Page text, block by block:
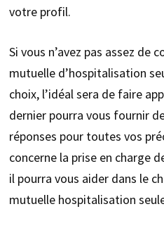
votre profil.
Si vous n’avez pas assez de
mutuelle d’hospitalisation
choix, l’idéal sera de faire
dernier pourra vous fournir
réponses pour toutes vos
concerne la prise en charge
il pourra vous aider dans le
mutuelle hospitalisation